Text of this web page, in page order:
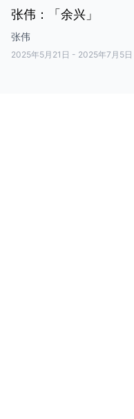
张伟：「余兴」
张伟
2025年5月21日 - 2025年7月5日